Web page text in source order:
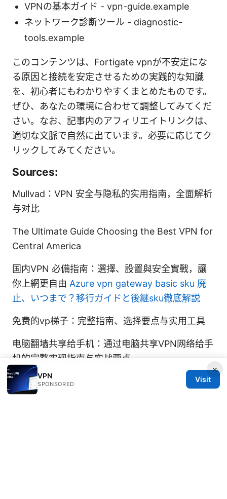
VPNの基本ガイド - vpn-guide.example
ネットワーク診断ツール - diagnostic-
tools.example
このコンテンツは、Fortigate vpnが不安定にな
る原因と接続を安定させるための実践的な知識
を、初心者にもわかりやすくまとめたものです。
ぜひ、あなたの環境に合わせて調整してみてくだ
さい。なお、記事内のアフィリエイトリンクは、
適切な文脈で自然に出ています。必要に応じてク
リックしてみてください。
Sources:
Mullvad：VPN 安全与隐私的实用指南，全面解析
与对比
The Ultimate Guide Choosing the Best VPN for
Central America
国内VPN 必備指南：選擇、設置與安全實戰，讓
你上網更自由 Azure vpn gateway basic sku 廃
止、いつまで？移行ガイドと後継sku徹底解説
免费的vp梯子：完整指南、选择要点与实用工具
电脑翻墙共享给手机：通过电脑共享VPN网络给手
机的完整实现指南与实战要点
×
VPN
SPONSORED
Visit